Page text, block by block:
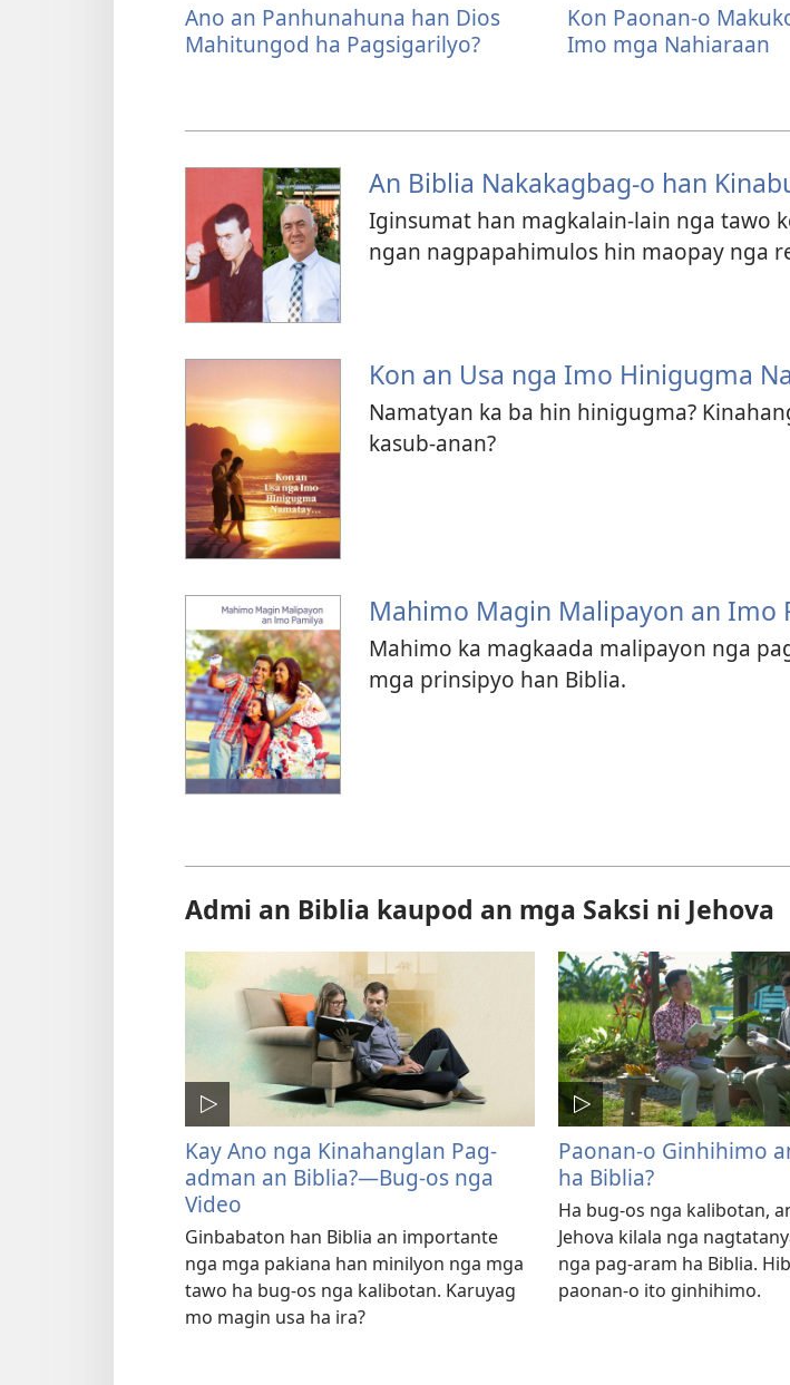
Ano an Panhunahuna han Dios
Mahitungod ha Pagsigarilyo?
Kon Paonan-o
Imo mga Nahiaraan
An Biblia Nakakagbag-o han
Iginsumat han magkalain-lain nga tawo
ngan nagpapahimulos hin maopay nga
Kon an Usa nga Imo Hinigugma
Namatyan ka ba hin hinigugma?
kasub-anan?
Mahimo Magin Malipayon an Imo
Mahimo ka magkaada malipayon nga
mga prinsipyo han Biblia.
Admi an Biblia kaupod an mga Saksi ni Jehova
Kay Ano nga Kinahanglan Pag-
adman an Biblia?—Bug-os nga
Video
Ginbabaton han Biblia an importante
nga mga pakiana han minilyon nga mga
tawo ha bug-os nga kalibotan. Karuyag
mo magin usa ha ira?
Paonan-o Ginhihimo
ha Biblia?
Ha bug-os nga kalibotan,
Jehova kilala nga
nga pag-aram ha Biblia.
paonan-o ito ginhihimo.